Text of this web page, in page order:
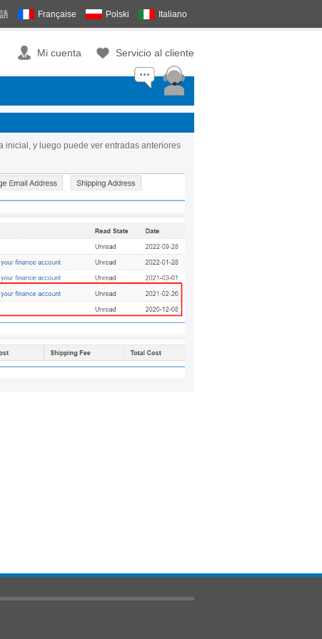
Française Polski Italiano
Mi cuenta Servicio al cliente
inicial, y luego puede ver entradas anteriores